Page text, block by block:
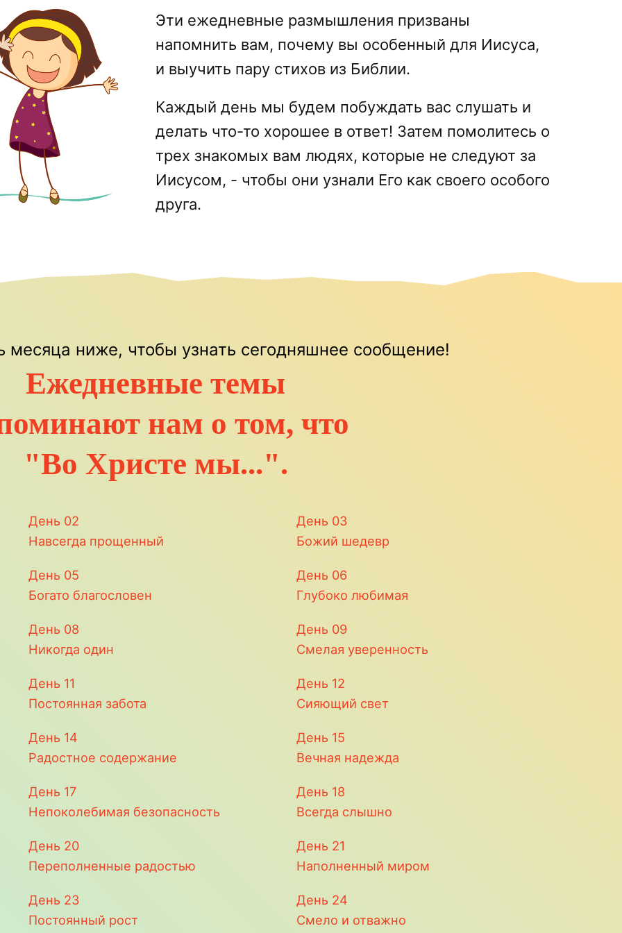
Эти ежедневные размышления призваны
напомнить вам, почему вы особенный для Иисуса,
и выучить пару стихов из Библии.
Каждый день мы будем побуждать вас слушать и
делать что-то хорошее в ответ! Затем помолитесь о
трех знакомых вам людях, которые не следуют за
Иисусом, - чтобы они узнали Его как своего особого
друга.
ниже, чтобы узнать сегодняшнее сообщение!
Ежедневные темы
нам о том, что
"Во Христе мы...".
День 02
Навсегда прощенный
День 03
Божий шедевр
День 05
Богато благословен
День 06
Глубоко любимая
День 08
Никогда один
День 09
Смелая уверенность
День 11
Постоянная забота
День 12
Сияющий свет
День 14
Радостное содержание
День 15
Вечная надежда
День 17
Непоколебимая безопасность
День 18
Всегда слышно
День 20
Переполненные радостью
День 21
Наполненный миром
День 23
Постоянный рост
День 24
Смело и отважно